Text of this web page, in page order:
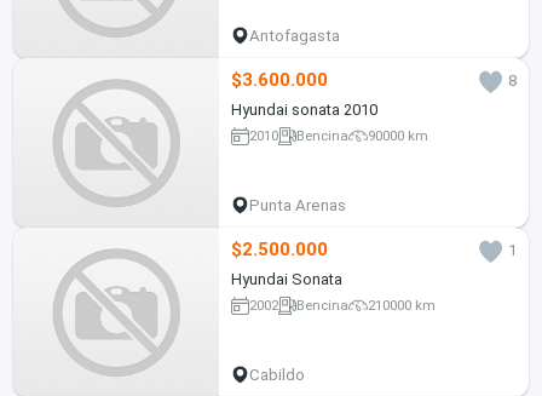
Antofagasta
$3.600.000
8
Hyundai sonata 2010
2010 Bencina 90000 km
Punta Arenas
$2.500.000
1
Hyundai Sonata
2002 Bencina 210000 km
Cabildo